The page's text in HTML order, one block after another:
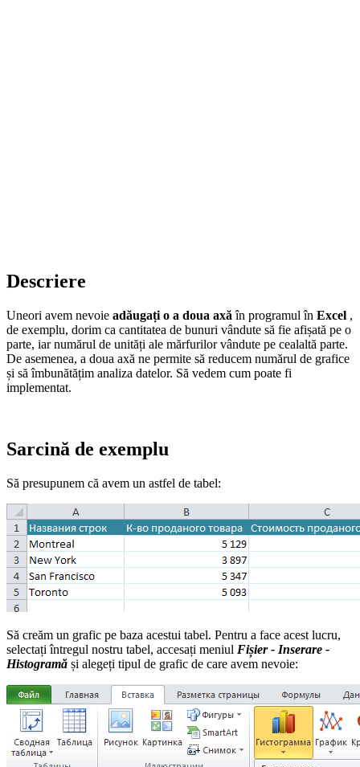
Descriere
Uneori avem nevoie adăugați o a doua axăîn programul în Excel ,
de exemplu, dorim ca cantitatea de bunuri vândute să fie afișată pe o
parte, iar numărul de unități ale mărfurilor vândute pe cealaltă parte.
De asemenea, a doua axă ne permite să reducem numărul de grafice
și să îmbunătățim analiza datelor. Să vedem cum poate fi
implementat.
Sarcină de exemplu
Să presupunem că avem un astfel de tabel:
Să creăm un grafic pe baza acestui tabel. Pentru a face acest lucru,
selectați întregul nostru tabel, accesați meniul Fișier - Inserare -
Histogramă și alegeți tipul de grafic de care avem nevoie: